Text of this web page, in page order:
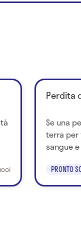
Perdita
Se una
terra per
sangue
PRONTO